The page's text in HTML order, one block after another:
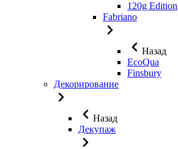
120g Edition
Fabriano
Назад
EcoQua
Finsbury
Декорирование
Назад
Декупаж